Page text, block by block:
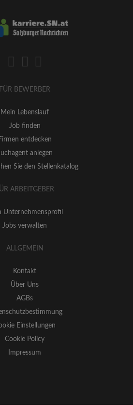
FÜR BEWERBER
Mein Lebenslauf
Job finden
entdecken
anlegen
Sie den Stellenkatalog
ARBEITGEBER
Unternehmensprofil
Jobs verwalten
ALLGEMEIN
Kontakt
Über Uns
AGBs
Einstellungen
Cookie Policy
Impressum